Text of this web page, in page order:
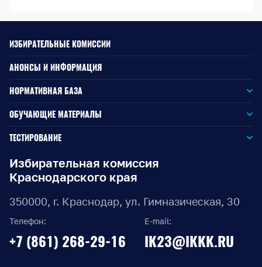
Избирательная комиссия
Краснодарского края
350000, г. Краснодар, ул. Гимназическая, 30
Телефон:
+7 (861) 268-29-16
E-mail:
IK23@IKKK.RU
ИЗБИРАТЕЛЬНЫЕ КОМИССИИ
АНОНСЫ И ИНФОРМАЦИЯ
НОРМАТИВНАЯ БАЗА
Законодательство РФ
Законодательство КК
Документы ЦИК России
Документы ИККК
Выборы Губернатора Краснодарского края
Краснодарского края
ОБУЧАЮЩИЕ МАТЕРИАЛЫ
Для окружной избирательной комиссии
Для территориальной избирательной комиссии
Для участковой избирательной комиссии
ТЕСТИРОВАНИЕ
Для членов участковых избирательных комиссий